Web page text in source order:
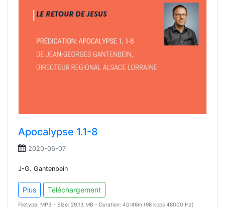
Apocalypse 1.1-8
2020-06-07
J-G. Gantenbein
Plus Téléchargement
Filetype: MP3 - Size: 29.13 MB - Duration: 40:46m (98 kbps 48000 Hz)